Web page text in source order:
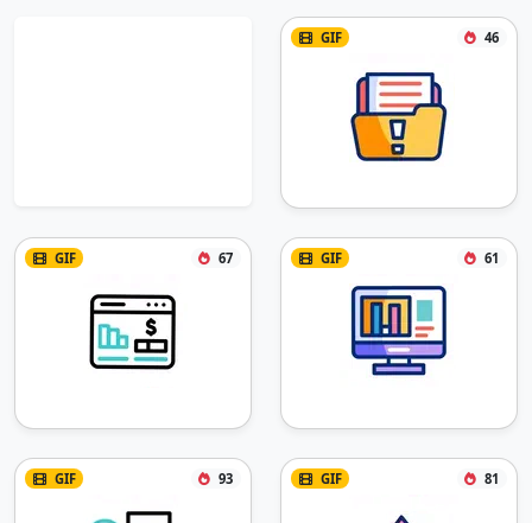
GIF 46
GIF 67 GIF 61
GIF 93 GIF 81